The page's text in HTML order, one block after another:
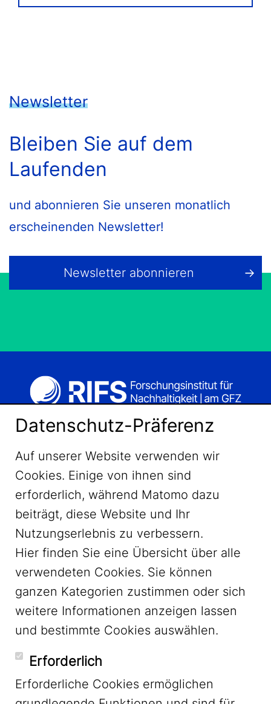
Newsletter
Bleiben Sie auf dem
Laufenden
und abonnieren Sie unseren monatlich
erscheinenden Newsletter!
Newsletter abonnieren
LinkedIn
YouTube
Datenschutz-Präferenz
Auf unserer Website verwenden wir
Cookies. Einige von ihnen sind
erforderlich, während Matomo dazu
beiträgt, diese Website und Ihr
Nutzungserlebnis zu verbessern.
Hier finden Sie eine Übersicht über alle
verwendeten Cookies. Sie können
ganzen Kategorien zustimmen oder sich
weitere Informationen anzeigen lassen
und bestimmte Cookies auswählen.
Erforderlich
Erforderliche Cookies ermöglichen